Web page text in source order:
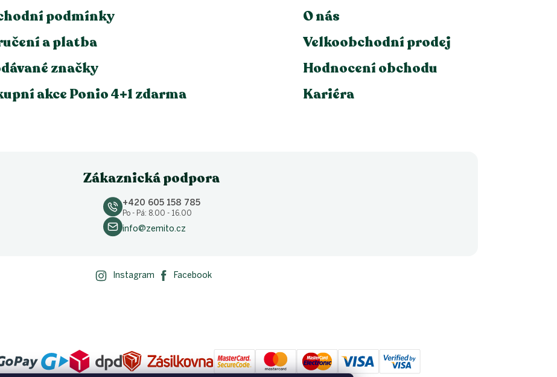
podmínky
a platba
značky
akce Ponio 4+1 zdarma
O nás
Velkoobchodní prodej
Hodnocení obchodu
Kariéra
Zákaznická podpora
+420 605 158 785
Po - Pá: 8.00 - 16.00
info@zemito.cz
Instagram Facebook